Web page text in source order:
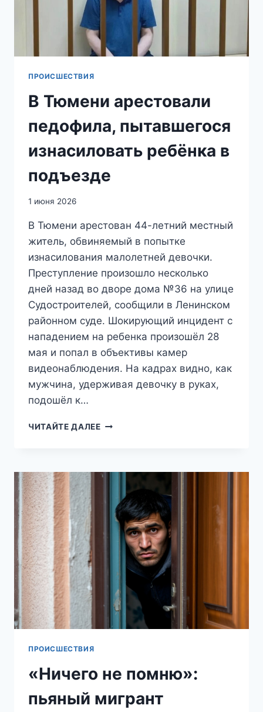
ПРОИСШЕСТВИЯ
В Тюмени арестовали
педофила, пытавшегося
изнасиловать ребёнка в
подъезде
1 июня 2026
В Тюмени арестован 44-летний местный
житель, обвиняемый в попытке
изнасилования малолетней девочки.
Преступление произошло несколько
дней назад во дворе дома №36 на улице
Судостроителей, сообщили в Ленинском
районном суде. Шокирующий инцидент с
нападением на ребенка произошёл 28
мая и попал в объективы камер
видеонаблюдения. На кадрах видно, как
мужчина, удерживая девочку в руках,
подошёл к…
ЧИТАЙТЕ ДАЛЕЕВ
ПЫТАВШЕГОСЯ
ИЗНАСИЛОВАТЬ
РЕБЁНКА
ПОДЪЕЗДЕ
ПРОИСШЕСТВИЯ
«Ничего не помню»:
пьяный мигрант